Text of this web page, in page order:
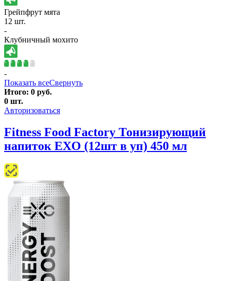
Грейпфрут мята
12 шт.
-
Клубничный мохито
-
Показать всеСвернуть
Итого: 0 руб.
0 шт.
Авторизоваться
Fitness Food Factory Тонизирующий
напиток EXO (12шт в уп) 450 мл